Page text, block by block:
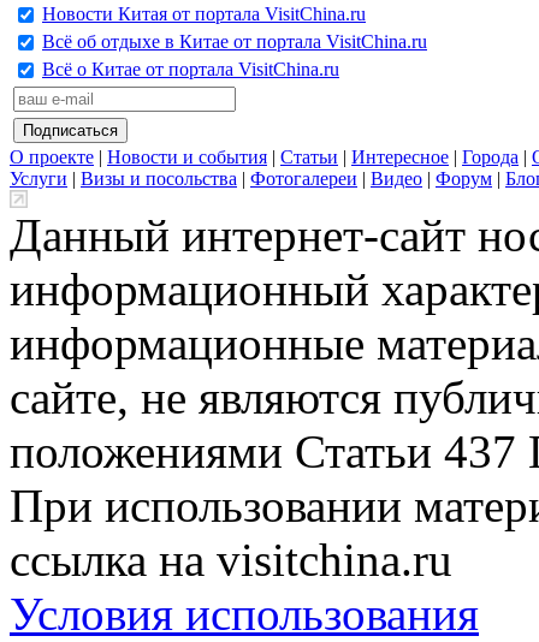
Новости Китая от портала VisitChina.ru
Всё об отдыхе в Китае от портала VisitChina.ru
Всё о Китае от портала VisitChina.ru
О проекте | Новости и события | Статьи | Интересное | Города |
Услуги | Визы и посольства | Фотогалереи | Видео | Форум |
Данный интернет-сайт
информационный
информационные
сайте, не являются
положениями Статьи 437
При использовании
ссылка на visitchina.ru
Условия использования